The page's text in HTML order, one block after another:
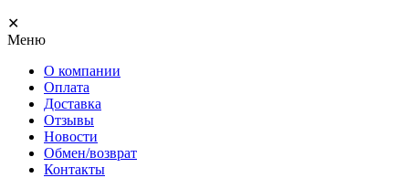
✕
Меню
О компании
Оплата
Доставка
Отзывы
Новости
Обмен/возврат
Контакты